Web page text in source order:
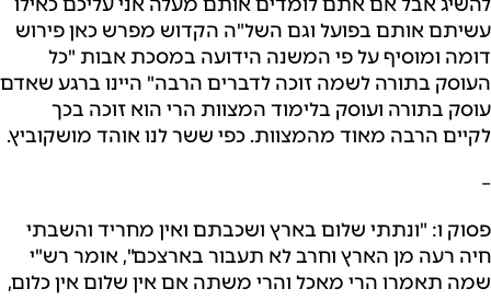
עשיתם אותם בפועל וגם השל"ה הקדוש מפרש כאן פירוש
דומה ומוסיף על פי המשנה הידועה במסכת אבות "כל
העוסק בתורה לשמה זוכה לדברים הרבה" היינו ברגע שאדם
עוסק בתורה ועוסק בלימוד המצוות הרי הוא זוכה בכך
לקיים הרבה מאוד מהמצוות. כפי ששר לנו אוהד מושקוביץ.
–
פסוק ו: "ונתתי שלום בארץ ושכבתם ואין מחריד והשבתי
חיה רעה מן הארץ וחרב לא תעבור בארצכם", אומר רש"י
שמה תאמרו הרי מאכל והרי משתה אם אין שלום אין כלום,